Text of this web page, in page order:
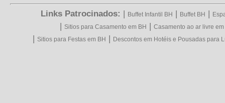
Links Patrocinados: | Buffet Infantil BH | Buffet BH |
| Sitios para Casamento em BH | Casamento ao ar livre em
| Sitios para Festas em BH | Descontos em Hotéis e Pousadas para